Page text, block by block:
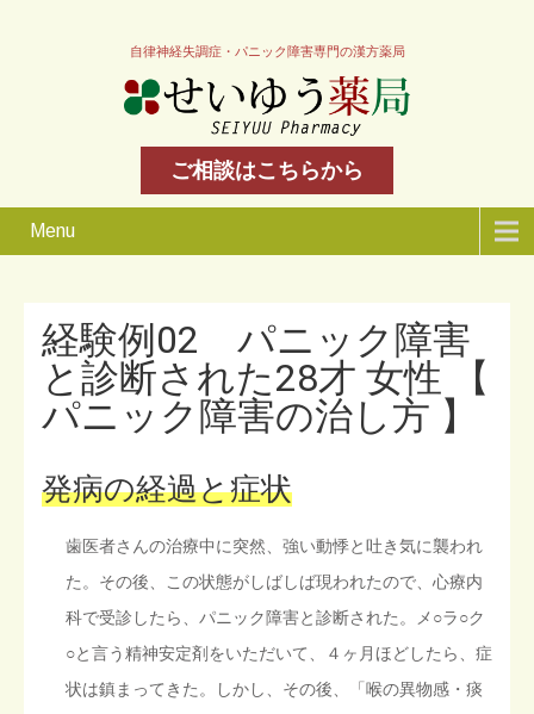
自律神経失調症・パニック障害専門の漢方薬局
ご相談はこちらから
Menu
経験例02 パニック障害
と診断された28才 女性 【
パニック障害の治し方 】
発病の経過と症状
歯医者さんの治療中に突然、強い動悸と吐き気に襲われ
た。その後、この状態がしばしば現われたので、心療内
科で受診したら、パニック障害と診断された。メ○ラ○ク
○と言う精神安定剤をいただいて、４ヶ月ほどしたら、症
状は鎮まってきた。しかし、その後、「喉の異物感・痰